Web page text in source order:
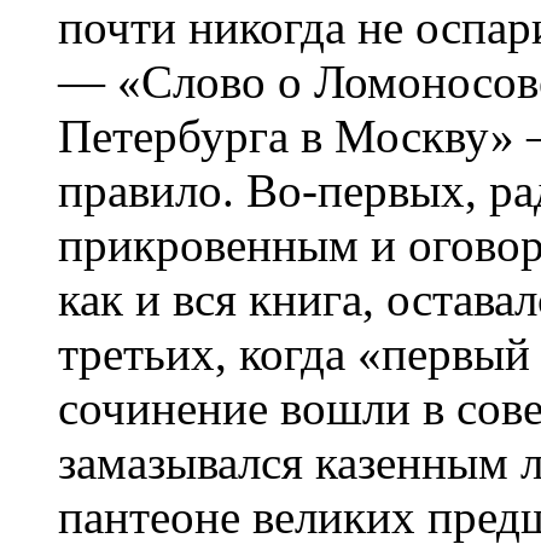
почти никогда не
— «Слово о
Петербурга в Москву»
правило. Во-первых,
прикровенным и
как и вся книга,
третьих, когда
сочинение вошли в
замазывался казенным
пантеоне великих